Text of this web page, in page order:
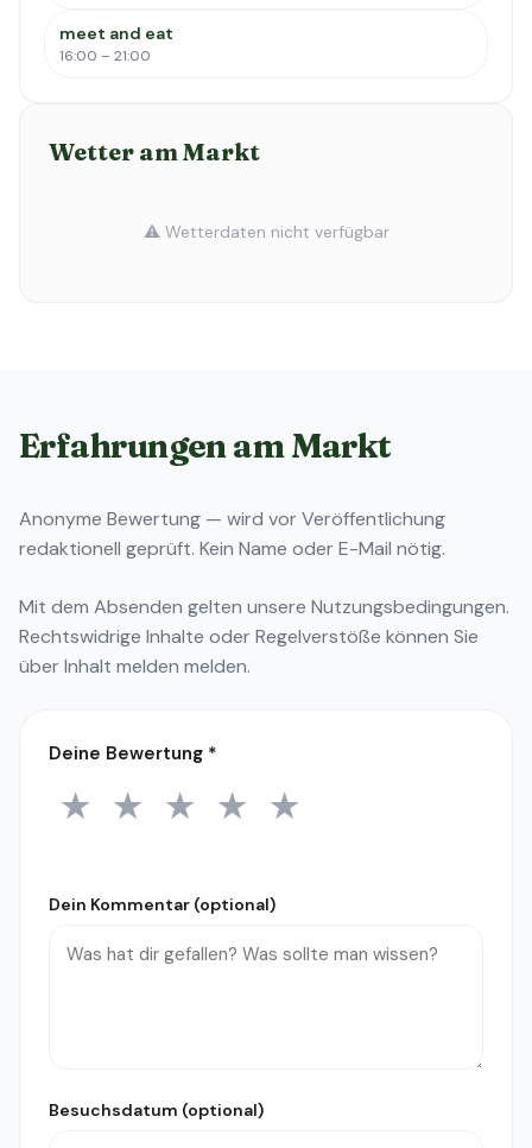
meet and eat
16:00 – 21:00
Wetter am Markt
⚠️ Wetterdaten nicht verfügbar
Erfahrungen am Markt
Anonyme Bewertung — wird vor Veröffentlichung
redaktionell geprüft. Kein Name oder E-Mail nötig.
Mit dem Absenden gelten unsere Nutzungsbedingungen.
Rechtswidrige Inhalte oder Regelverstöße können Sie
überInhalt melden melden.
Deine Bewertung *
1 Stern
★ 2 Sterne
★ 3 Sterne
★ 4 Sterne
★ 5 Sterne
★
Dein Kommentar (optional)
Besuchsdatum (optional)